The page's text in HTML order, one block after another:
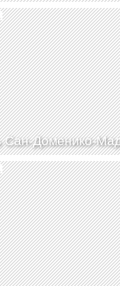
Сан-Доменико-